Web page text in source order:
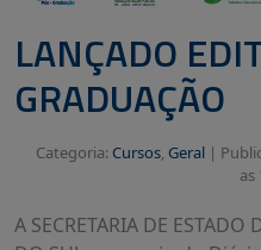
LANÇADO
GRADUAÇÃO
Categoria: Cursos, Geral|
as
A SECRETARIA DE ESTADO